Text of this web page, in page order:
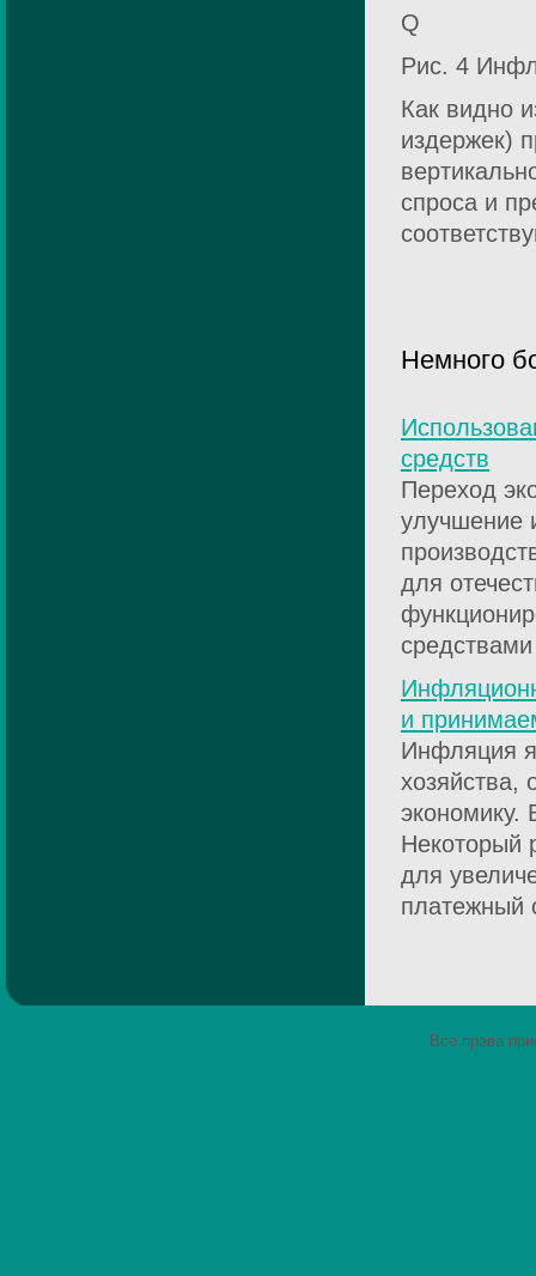
Q
Рис. 4
Как видно
издержек)
спроса и
Немного
средств
Переход
улучшение
для
и
Инфляция
хозяйства,
экономику.
Некоторый
для
платежный
Все права